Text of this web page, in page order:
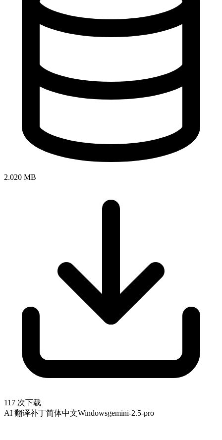
2.020 MB
117 次下载
AI 翻译补丁简体中文Windowsgemini-2.5-pro